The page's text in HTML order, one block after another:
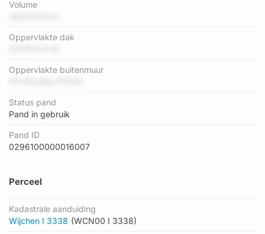
Volume
Oppervlakte dak
Oppervlakte buitenmuur
Status pand
Pand in gebruik
Pand ID
0296100000016007
Perceel
Kadastrale aanduiding
Wijchen I 3338 (WCN00 I 3338)